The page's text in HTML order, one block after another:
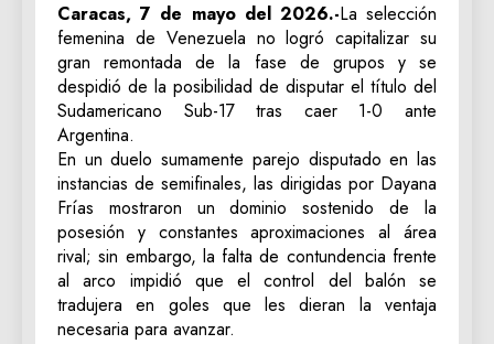
Caracas, 7 de mayo del 2026.-La selección
femenina de Venezuela no logró capitalizar su
gran remontada de la fase de grupos y se
despidió de la posibilidad de disputar el título del
Sudamericano Sub-17 tras caer 1-0 ante
Argentina.
En un duelo sumamente parejo disputado en las
instancias de semifinales, las dirigidas por Dayana
Frías mostraron un dominio sostenido de la
posesión y constantes aproximaciones al área
rival; sin embargo, la falta de contundencia frente
al arco impidió que el control del balón se
tradujera en goles que les dieran la ventaja
necesaria para avanzar.